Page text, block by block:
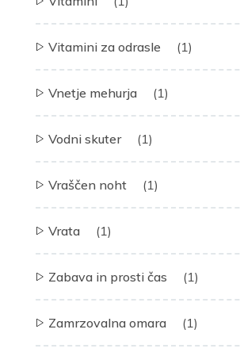
Vitamini za odrasle (1)
Vnetje mehurja (1)
Vodni skuter (1)
Vraščen noht (1)
Vrata (1)
Zabava in prosti čas (1)
Zamrzovalna omara (1)